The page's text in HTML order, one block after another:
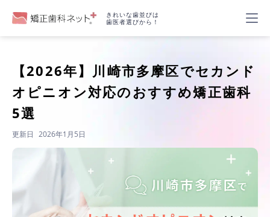
きれいな歯並びは
歯医者選びから！
【2026年】 川崎市多摩区でセカンド
オピニオン対応のおすすめ矯正歯科
5選
更新日 2026年1月5日